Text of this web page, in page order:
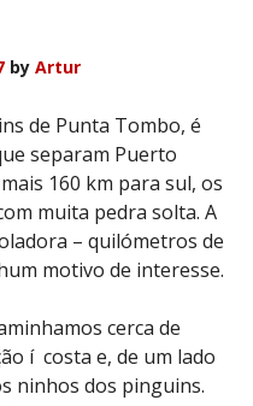
by Artur
de Punta Tombo, é
separam Puerto
160 km para sul, os
muita pedra solta. A
– quilómetros de
motivo de interesse.
cerca de
í costa e, de um lado
ninhos dos pinguins.